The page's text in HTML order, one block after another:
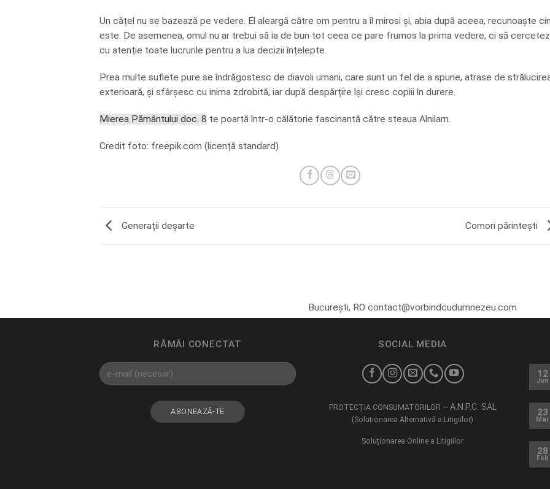
Un cățel nu se bazează pe vedere. El aleargă către om pentru a îl mirosi și, abia după aceea, recunoaște
este. De asemenea, omul nu ar trebui să ia de bun tot ceea ce pare frumos la prima vedere, ci să
cu atenție toate lucrurile pentru a lua decizii înțelepte.
Prea multe suflete pure se îndrăgostesc de diavoli umani, care sunt un fel de a spune, atrase de
exterioară, și sfârșesc cu inima zdrobită, iar după despărțire își cresc copiii în durere.
Mierea Pământului doc. 8 te poartă într-o călătorie fascinantă către steaua Alnilam.
Credit foto: freepik.com (licență standard)
Generații deșarte Comori părintești
București, RO contact@vorbindcudumnezeu.com
RĂMÂI CONECTAT SOCIAL MEDIA
PROTECȚIA CONSUMATORILOR — A.N.P.C. SAL
(Soluționarea Alternativă a Litigiilor)
Soluționarea Online a Litigiilor
12
Jun
23
Mar
28
Feb